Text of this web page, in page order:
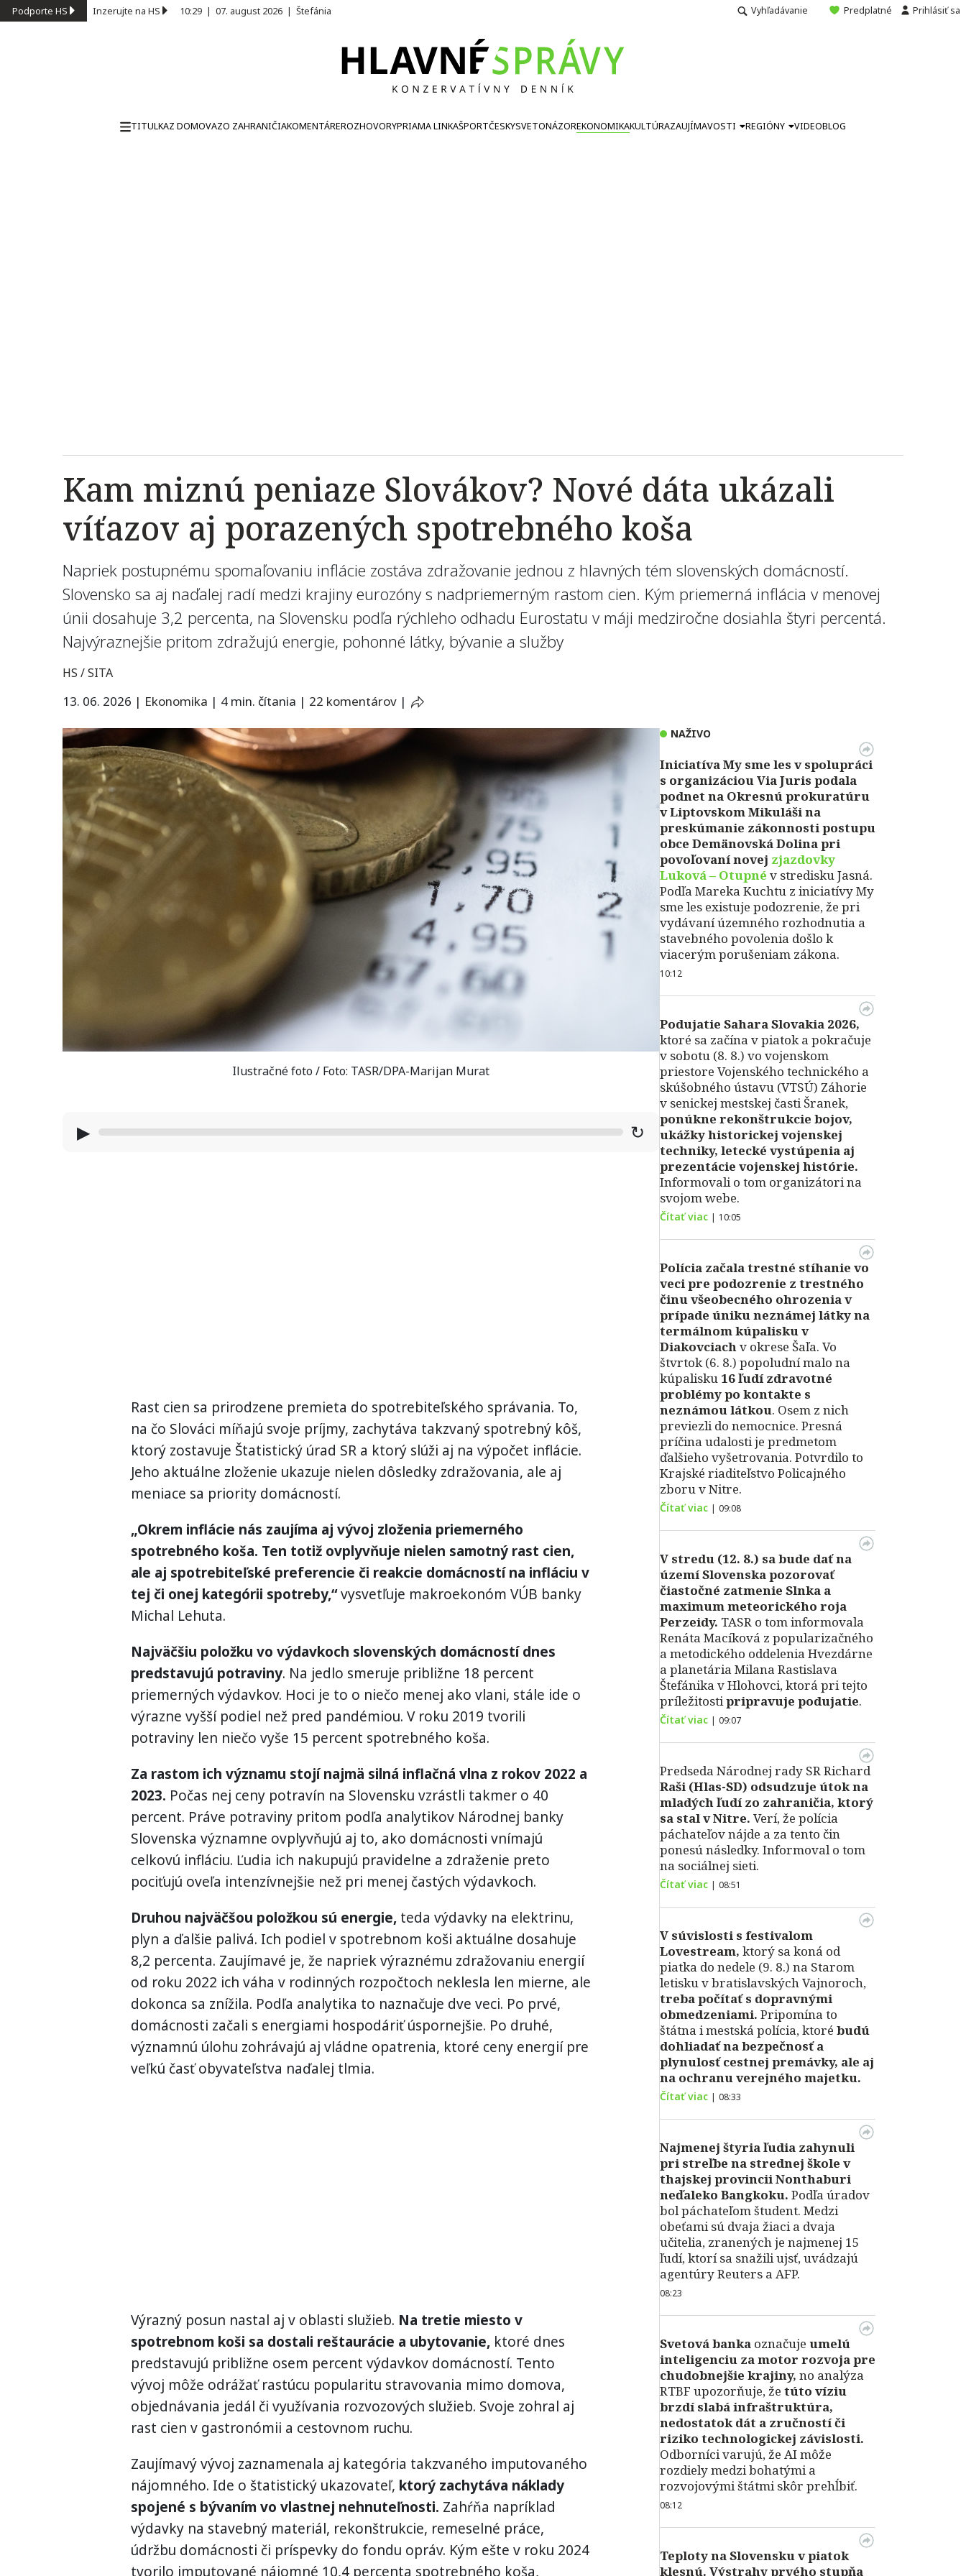
Podporte HS Inzerujte na HS 10:29 | 07. august 2026 | Štefánia Vyhľadávanie Predplatné Prihlásiť sa
TITULKAZ DOMOVAZO ZAHRANIČIAKOMENTÁREROZHOVORYPRIAMA LINKAŠPORTČESKYSVETONÁZOREKONOMIKAKULTÚRAZAUJÍMAVOSTI REGIÓNY VIDEOBLOG
Kam miznú peniaze Slovákov? Nové dáta ukázali
víťazov aj porazených spotrebného koša
Napriek postupnému spomaľovaniu inflácie zostáva zdražovanie jednou z hlavných tém slovenských domácností.
Slovensko sa aj naďalej radí medzi krajiny eurozóny s nadpriemerným rastom cien. Kým priemerná inflácia v menovej
únii dosahuje 3,2 percenta, na Slovensku podľa rýchleho odhadu Eurostatu v máji medziročne dosiahla štyri percentá.
Najvýraznejšie pritom zdražujú energie, pohonné látky, bývanie a služby
HS / SITA
13. 06. 2026 | Ekonomika | 4 min. čítania | 22 komentárov |
Ilustračné foto / Foto: TASR/DPA-Marijan Murat
▶ ↻
Rast cien sa prirodzene premieta do spotrebiteľského správania. To,
na čo Slováci míňajú svoje príjmy, zachytáva takzvaný spotrebný kôš,
ktorý zostavuje Štatistický úrad SR a ktorý slúži aj na výpočet inflácie.
Jeho aktuálne zloženie ukazuje nielen dôsledky zdražovania, ale aj
meniace sa priority domácností.
„Okrem inflácie nás zaujíma aj vývoj zloženia priemerného
spotrebného koša. Ten totiž ovplyvňuje nielen samotný rast cien,
ale aj spotrebiteľské preferencie či reakcie domácností na infláciu v
tej či onej kategórii spotreby,“vysvetľuje makroekonóm VÚB banky
Michal Lehuta.
Najväčšiu položku vo výdavkoch slovenských domácností dnes
predstavujú potraviny. Na jedlo smeruje približne 18 percent
priemerných výdavkov. Hoci je to o niečo menej ako vlani, stále ide o
výrazne vyšší podiel než pred pandémiou. V roku 2019 tvorili
potraviny len niečo vyše 15 percent spotrebného koša.
Za rastom ich významu stojí najmä silná inflačná vlna z rokov 2022 a
2023. Počas nej ceny potravín na Slovensku vzrástli takmer o 40
percent. Práve potraviny pritom podľa analytikov Národnej banky
Slovenska významne ovplyvňujú aj to, ako domácnosti vnímajú
celkovú infláciu. Ľudia ich nakupujú pravidelne a zdraženie preto
pociťujú oveľa intenzívnejšie než pri menej častých výdavkoch.
Druhou najväčšou položkou sú energie, teda výdavky na elektrinu,
plyn a ďalšie palivá. Ich podiel v spotrebnom koši aktuálne dosahuje
8,2 percenta. Zaujímavé je, že napriek výraznému zdražovaniu energií
od roku 2022 ich váha v rodinných rozpočtoch neklesla len mierne, ale
dokonca sa znížila. Podľa analytika to naznačuje dve veci. Po prvé,
domácnosti začali s energiami hospodáriť úspornejšie. Po druhé,
významnú úlohu zohrávajú aj vládne opatrenia, ktoré ceny energií pre
veľkú časť obyvateľstva naďalej tlmia.
Výrazný posun nastal aj v oblasti služieb. Na tretie miesto v
spotrebnom koši sa dostali reštaurácie a ubytovanie, ktoré dnes
predstavujú približne osem percent výdavkov domácností. Tento
vývoj môže odrážať rastúcu popularitu stravovania mimo domova,
objednávania jedál či využívania rozvozových služieb. Svoje zohral aj
rast cien v gastronómii a cestovnom ruchu.
Zaujímavý vývoj zaznamenala aj kategória takzvaného imputovaného
nájomného. Ide o štatistický ukazovateľ, ktorý zachytáva náklady
spojené s bývaním vo vlastnej nehnuteľnosti. Zahŕňa napríklad
výdavky na stavebný materiál, rekonštrukcie, remeselné práce,
údržbu domácnosti či príspevky do fondu opráv. Kým ešte v roku 2024
tvorilo imputované nájomné 10,4 percenta spotrebného koša,
NAŽIVO
Iniciatíva My sme les v spolupráci
s organizáciou Via Juris podala
podnet na Okresnú prokuratúru
v Liptovskom Mikuláši na
preskúmanie zákonnosti postupu
obce Demänovská Dolina pri
povoľovaní novej zjazdovky
Luková – Otupné v stredisku Jasná.
Podľa Mareka Kuchtu z iniciatívy My
sme les existuje podozrenie, že pri
vydávaní územného rozhodnutia a
stavebného povolenia došlo k
viacerým porušeniam zákona.
10:12
Podujatie Sahara Slovakia 2026,
ktoré sa začína v piatok a pokračuje
v sobotu (8. 8.) vo vojenskom
priestore Vojenského technického a
skúšobného ústavu (VTSÚ) Záhorie
v senickej mestskej časti Šranek,
ponúkne rekonštrukcie bojov,
ukážky historickej vojenskej
techniky, letecké vystúpenia aj
prezentácie vojenskej histórie.
Informovali o tom organizátori na
svojom webe.
Čítať viac | 10:05
Polícia začala trestné stíhanie vo
veci pre podozrenie z trestného
činu všeobecného ohrozenia v
prípade úniku neznámej látky na
termálnom kúpalisku v
Diakovciachv okrese Šaľa. Vo
štvrtok (6. 8.) popoludní malo na
kúpalisku 16 ľudí zdravotné
problémy po kontakte s
neznámou látkou. Osem z nich
previezli do nemocnice. Presná
príčina udalosti je predmetom
ďalšieho vyšetrovania. Potvrdilo to
Krajské riaditeľstvo Policajného
zboru v Nitre.
Čítať viac | 09:08
V stredu (12. 8.) sa bude dať na
území Slovenska pozorovať
čiastočné zatmenie Slnka a
maximum meteorického roja
Perzeidy. TASR o tom informovala
Renáta Macíková z popularizačného
a metodického oddelenia Hvezdárne
a planetária Milana Rastislava
Štefánika v Hlohovci, ktorá pri tejto
príležitostipripravuje podujatie.
Čítať viac | 09:07
Predseda Národnej rady SR Richard
Raši (Hlas-SD) odsudzuje útok na
mladých ľudí zo zahraničia, ktorý
sa stal v Nitre. Verí, že polícia
páchateľov nájde a za tento čin
ponesú následky. Informoval o tom
na sociálnej sieti.
Čítať viac | 08:51
V súvislosti s festivalom
Lovestream, ktorý sa koná od
piatka do nedele (9. 8.) na Starom
letisku v bratislavských Vajnoroch,
treba počítať s dopravnými
obmedzeniami. Pripomína to
štátna i mestská polícia, ktoré budú
dohliadať na bezpečnosť a
plynulosť cestnej premávky, ale aj
na ochranu verejného majetku.
Čítať viac | 08:33
Najmenej štyria ľudia zahynuli
pri streľbe na strednej škole v
thajskej provincii Nonthaburi
neďaleko Bangkoku. Podľa úradov
bol páchateľom študent. Medzi
obeťami sú dvaja žiaci a dvaja
učitelia, zranených je najmenej 15
ľudí, ktorí sa snažili ujsť, uvádzajú
agentúry Reuters a AFP.
08:23
Svetová banka označuje umelú
inteligenciu za motor rozvoja pre
chudobnejšie krajiny, no analýza
RTBF upozorňuje, že túto víziu
brzdí slabá infraštruktúra,
nedostatok dát a zručností či
riziko technologickej závislosti.
Odborníci varujú, že AI môže
rozdiely medzi bohatými a
rozvojovými štátmi skôr prehĺbiť.
08:12
Teploty na Slovensku v piatok
klesnú. Výstrahy prvého stupňa